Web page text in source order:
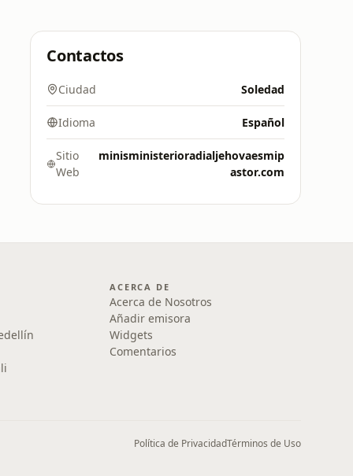
Contactos
Ciudad Soledad
Idioma Español
Sitio
Web
minisministerioradialjehovaesmip
astor.com
ACERCA DE
Acerca de Nosotros
Añadir emisora
Widgets
Comentarios
Política de PrivacidadTérminos de Uso